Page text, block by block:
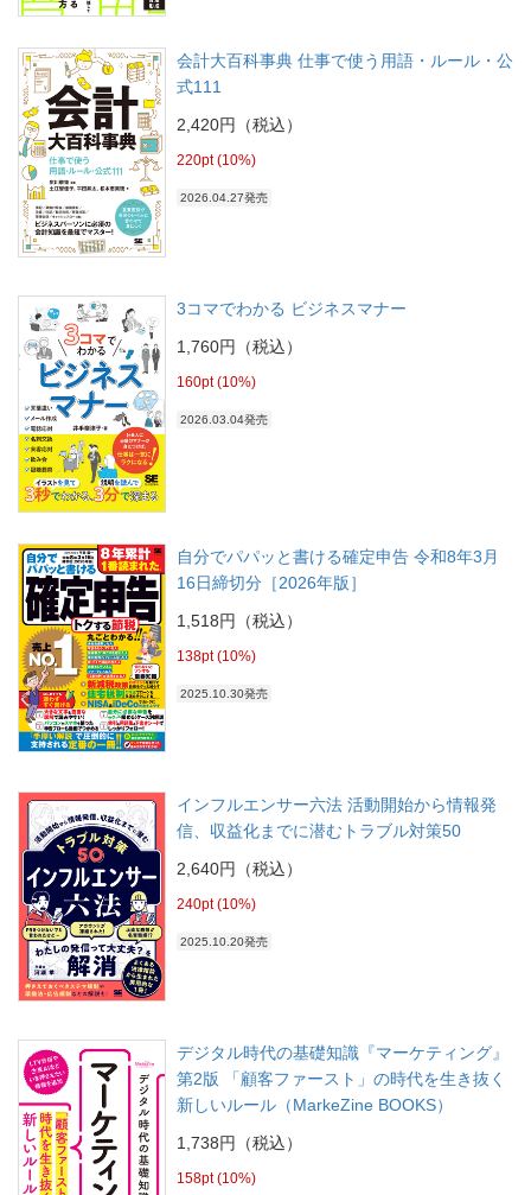
会計大百科事典 仕事で使う用語・ルール・公
式111
2,420円（税込）
220pt (10%)
2026.04.27発売
3コマでわかる ビジネスマナー
1,760円（税込）
160pt (10%)
2026.03.04発売
自分でパパッと書ける確定申告 令和8年3月
16日締切分［2026年版］
1,518円（税込）
138pt (10%)
2025.10.30発売
インフルエンサー六法 活動開始から情報発
信、収益化までに潜むトラブル対策50
2,640円（税込）
240pt (10%)
2025.10.20発売
デジタル時代の基礎知識『マーケティング』
第2版 「顧客ファースト」の時代を生き抜く
新しいルール（MarkeZine BOOKS）
1,738円（税込）
158pt (10%)